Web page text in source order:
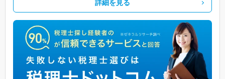
詳細を見る